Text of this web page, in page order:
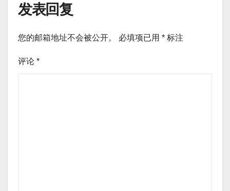
发表回复
您的邮箱地址不会被公开。 必填项已用 * 标注
评论 *